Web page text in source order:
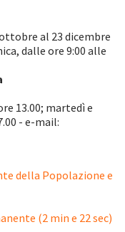
al 23 dicembre
dalle ore 9:00 alle
13.00; martedì e
- e-mail:
della Popolazione e
(2 min e 22 sec)